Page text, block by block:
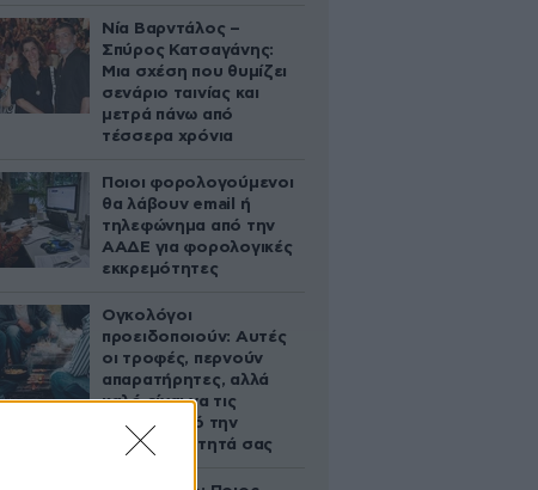
Νία Βαρντάλος –
Σπύρος Κατσαγάνης:
Μια σχέση που θυμίζει
σενάριο ταινίας και
μετρά πάνω από
τέσσερα χρόνια
Ποιοι φορολογούμενοι
θα λάβουν email ή
τηλεφώνημα από την
ΑΑΔΕ για φορολογικές
εκκρεμότητες
Ογκολόγοι
προειδοποιούν: Αυτές
οι τροφές, περνούν
απαρατήρητες, αλλά
καλό είναι να τις
βγάλετε από την
καθημερινότητά σας